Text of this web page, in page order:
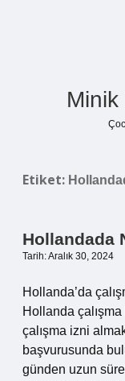
Etiket:
Hollandada
Tarih: Aralık 30, 2024
Hollanda’da
Hollanda
çalışma izni
başvurusunda
günden uzun